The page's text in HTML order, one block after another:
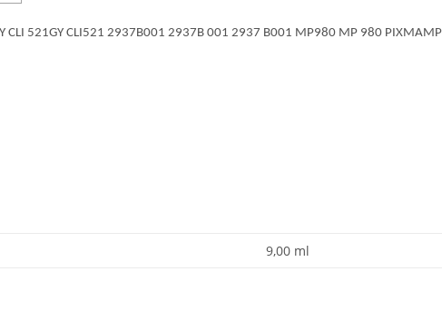
521GY CLI521 2937B001 2937B 001 2937 B001 MP980 MP 980
9,00 ml